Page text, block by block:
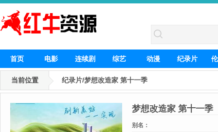
首页 电影 连续剧 综艺 动漫 纪录片
当前位置 纪录片/梦想改造家 第十一季
梦想改造家 第十一季
别名：